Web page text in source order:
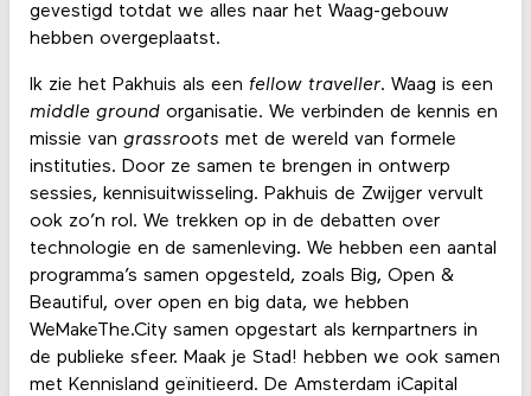
gevestigd totdat we alles naar het Waag-gebouw
hebben overgeplaatst.
Ik zie het Pakhuis als een fellow traveller. Waag is een
middle groundorganisatie. We verbinden de kennis en
missie van grassroots met de wereld van formele
instituties. Door ze samen te brengen in ontwerp
sessies, kennisuitwisseling. Pakhuis de Zwijger vervult
ook zo’n rol. We trekken op in de debatten over
technologie en de samenleving. We hebben een aantal
programma’s samen opgesteld, zoals Big, Open &
Beautiful, over open en big data, we hebben
WeMakeThe.City samen opgestart als kernpartners in
de publieke sfeer. Maak je Stad! hebben we ook samen
met Kennisland geïnitieerd. De Amsterdam iCapital